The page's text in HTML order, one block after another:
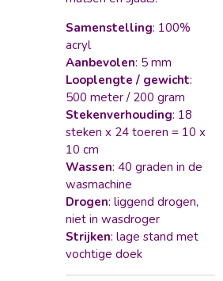
Samenstelling: 100%
acryl
Aanbevolen: 5 mm
Looplengte / gewicht:
500 meter / 200 gram
Stekenverhouding: 18
steken x 24 toeren = 10 x
10 cm
Wassen: 40 graden in de
wasmachine
Drogen: liggend drogen,
niet in wasdroger
Strijken: lage stand met
vochtige doek